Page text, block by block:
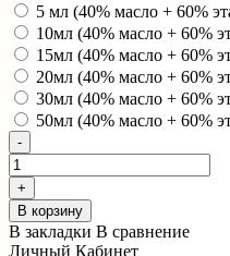
5 мл (40% масло + 60%
10мл (40% масло + 60%
15мл (40% масло + 60%
20мл (40% масло + 60%
30мл (40% масло + 60%
50мл (40% масло + 60%
В корзину
В закладки В сравнение
Личный Кабинет